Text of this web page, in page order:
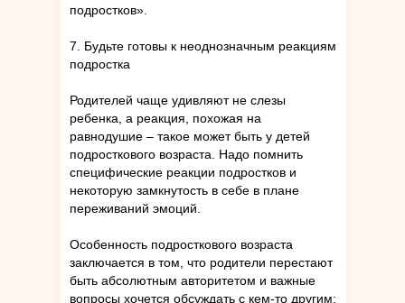
подростков».
7. Будьте готовы к неоднозначным реакциям
подростка
Родителей чаще удивляют не слезы
ребенка, а реакция, похожая на
равнодушие – такое может быть у детей
подросткового возраста. Надо помнить
специфические реакции подростков и
некоторую замкнутость в себе в плане
переживаний эмоций.
Особенность подросткового возраста
заключается в том, что родители перестают
быть абсолютным авторитетом и важные
вопросы хочется обсуждать с кем-то другим: